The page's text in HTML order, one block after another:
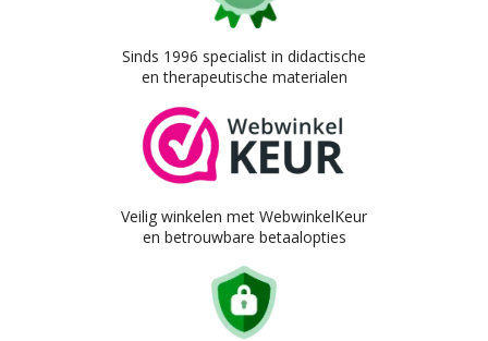
Sinds 1996 specialist in didactische
en therapeutische materialen
Veilig winkelen met WebwinkelKeur
en betrouwbare betaalopties